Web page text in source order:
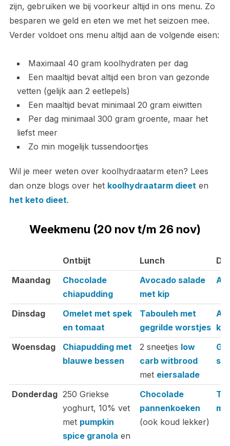
zijn, gebruiken we bij voorkeur altijd in ons menu. Zo
besparen we geld en eten we met het seizoen mee.
Verder voldoet ons menu altijd aan de volgende eisen:
Maximaal 40 gram koolhydraten per dag
Een maaltijd bevat altijd een bron van gezonde
vetten (gelijk aan 2 eetlepels)
Een maaltijd bevat minimaal 20 gram eiwitten
Per dag minimaal 300 gram groente, maar het
liefst meer
Zo min mogelijk tussendoortjes
Wil je meer weten over koolhydraatarm eten? Lees
dan onze blogs over het koolhydraatarm dieet en
het keto dieet.
Weekmenu (20 nov t/m 26 nov)
Ontbijt Lunch
Ontbijt
Lunch
Maandag
Chocolade
chiapudding
Avocado salade
met kip
Dinsdag
Omelet met spek
en tomaat
Tabouleh met
gegrilde worstjes
Woensdag
Chiapudding met
blauwe bessen
2 sneetjes low
carb witbrood
met eiersalade
Donderdag 250 Griekse
yoghurt, 10% vet
met pumpkin
spice granola en
Chocolade
pannenkoeken
(ook koud lekker)